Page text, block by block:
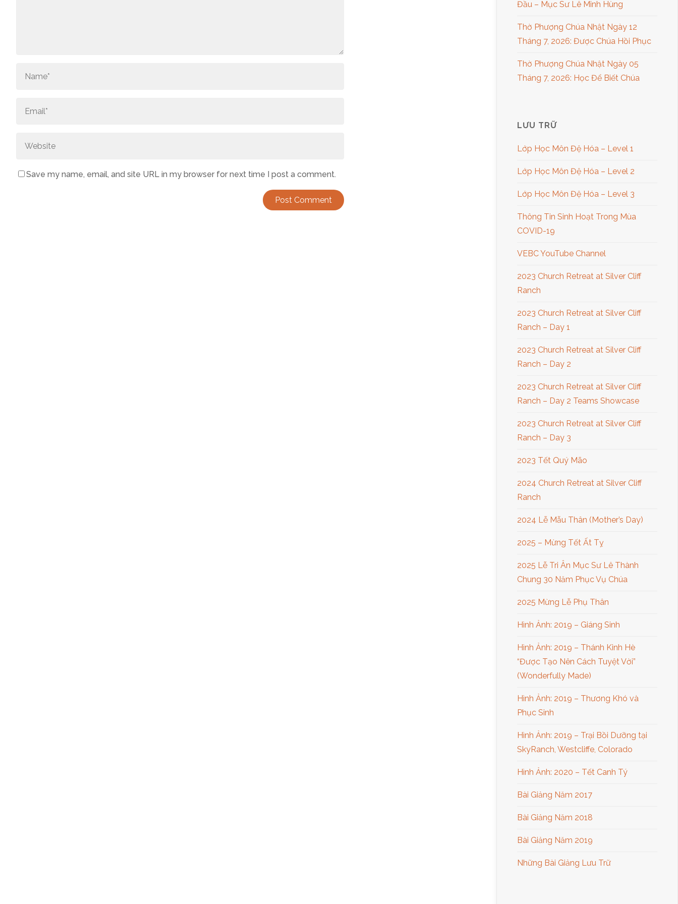
Save my name, email, and site URL in my browser for next time I post a comment.
Đầu – Mục Sư Lê Minh Hùng
Thờ Phượng Chúa Nhật Ngày 12
Tháng 7, 2026: Được Chúa Hồi Phục
Thờ Phượng Chúa Nhật Ngày 05
Tháng 7, 2026: Học Để Biết Chúa
LƯU TRỮ
Lớp Học Môn Đệ Hóa – Level 1
Lớp Học Môn Đệ Hóa – Level 2
Lớp Học Môn Đệ Hóa – Level 3
Thông Tin Sinh Hoạt Trong Mùa
COVID-19
VEBC YouTube Channel
2023 Church Retreat at Silver Cliff
Ranch
2023 Church Retreat at Silver Cliff
Ranch – Day 1
2023 Church Retreat at Silver Cliff
Ranch – Day 2
2023 Church Retreat at Silver Cliff
Ranch – Day 2 Teams Showcase
2023 Church Retreat at Silver Cliff
Ranch – Day 3
2023 Tết Quý Mão
2024 Church Retreat at Silver Cliff
Ranch
2024 Lễ Mẫu Thân (Mother’s Day)
2025 – Mừng Tết Ất Tỵ
2025 Lễ Tri Ân Mục Sư Lê Thành
Chung 30 Năm Phục Vụ Chúa
2025 Mừng Lễ Phụ Thân
Hình Ảnh: 2019 – Giáng Sinh
Hình Ảnh: 2019 – Thánh Kinh Hè
“Được Tạo Nên Cách Tuyệt Vời”
(Wonderfully Made)
Hình Ảnh: 2019 – Thương Khó và
Phục Sinh
Hình Ảnh: 2019 – Trại Bồi Dưỡng tại
SkyRanch, Westcliffe, Colorado
Hình Ảnh: 2020 – Tết Canh Tý
Bài Giảng Năm 2017
Bài Giảng Năm 2018
Bài Giảng Năm 2019
Những Bài Giảng Lưu Trữ